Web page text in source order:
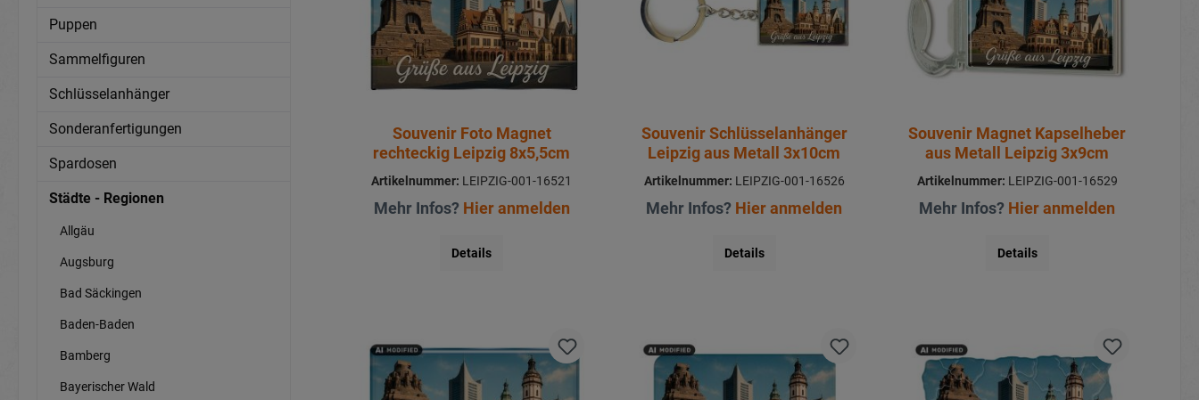
Puppen
Sammelfiguren
Schlüsselanhänger
Sonderanfertigungen
Spardosen
Städte - Regionen
Allgäu
Augsburg
Bad Säckingen
Baden-Baden
Bamberg
Bayerischer Wald
Souvenir Foto Magnet
rechteckig Leipzig 8x5,5cm
Artikelnummer: LEIPZIG-001-16521
Mehr Infos? Hier anmelden
Details
Souvenir Schlüsselanhänger
Leipzig aus Metall 3x10cm
Artikelnummer: LEIPZIG-001-16526
Mehr Infos? Hier anmelden
Details
Souvenir Magnet Kapselheber
aus Metall Leipzig 3x9cm
Artikelnummer: LEIPZIG-001-16529
Mehr Infos? Hier anmelden
Details